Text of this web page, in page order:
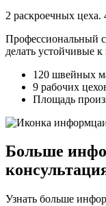
2 раскроечных
Профессиональный
делать устойчивые
120 швейных
9 рабочих
Площадь
Больше
Узнать больше